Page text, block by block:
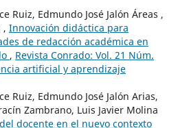
Ruiz, Edmundo José Jalón Áreas ,
, Innovación didáctica para
de redacción académica en
, Revista Conrado: Vol. 21 Núm.
artificial y aprendizaje
Ruiz, Edmundo José Jalón Arias,
Zambrano, Luis Javier Molina
docente en el nuevo contexto